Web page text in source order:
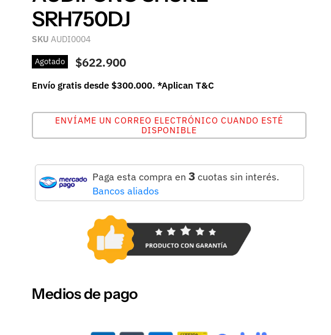
SRH750DJ
SKU AUDI0004
Agotado $622.900
Envío gratis desde $300.000. *Aplican T&C
ENVÍAME UN CORREO ELECTRÓNICO CUANDO ESTÉ
DISPONIBLE
Paga esta compra en 3cuotas sin interés.
Bancos aliados
Medios de pago